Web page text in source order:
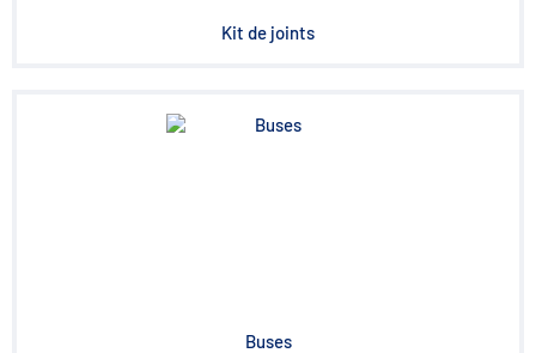
Kit de joints
Buses